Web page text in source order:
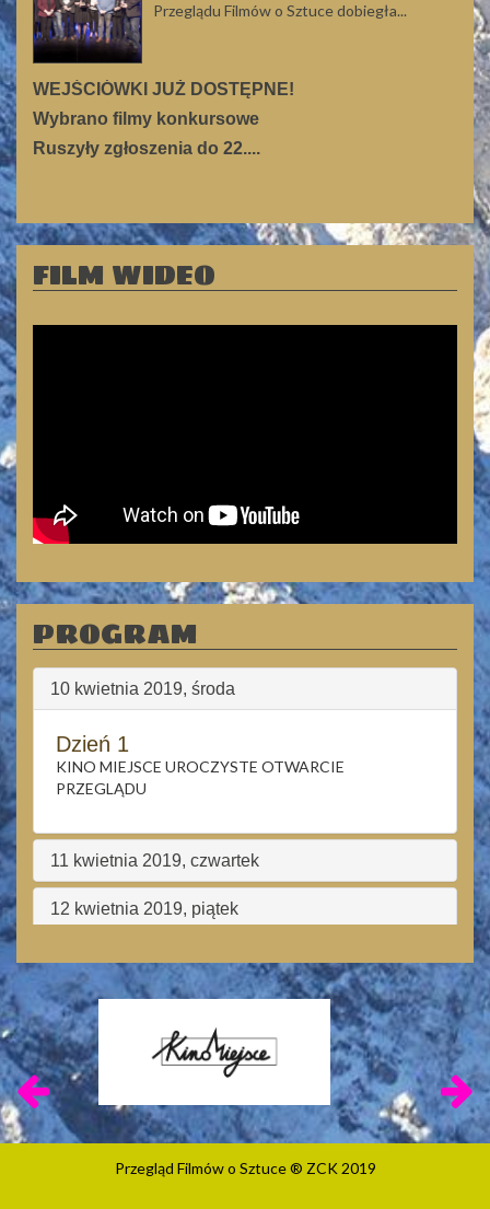
Przeglądu Filmów o Sztuce dobiegła...
WEJŚCIÓWKI JUŻ DOSTĘPNE!
Wybrano filmy konkursowe
Ruszyły zgłoszenia do 22....
FILM WIDEO
PROGRAM
10 kwietnia 2019, środa
Dzień 1
KINO MIEJSCE UROCZYSTE OTWARCIE
PRZEGLĄDU
11 kwietnia 2019, czwartek
12 kwietnia 2019, piątek
14 kwietnia 2019, niedziela
Przegląd Filmów o Sztuce ® ZCK 2019